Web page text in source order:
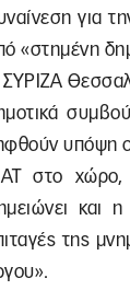
για
«στημένη
υπόψη
στο χώρο,
και
της